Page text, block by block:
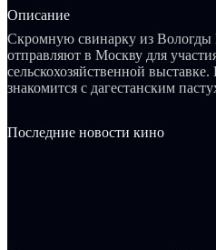
Описание
Скромную свинарку из Вологды
отправляют в Москву для
сельскохозяйственной
знакомится с дагестанским
на их пути возникает конюх
Последние новости кино